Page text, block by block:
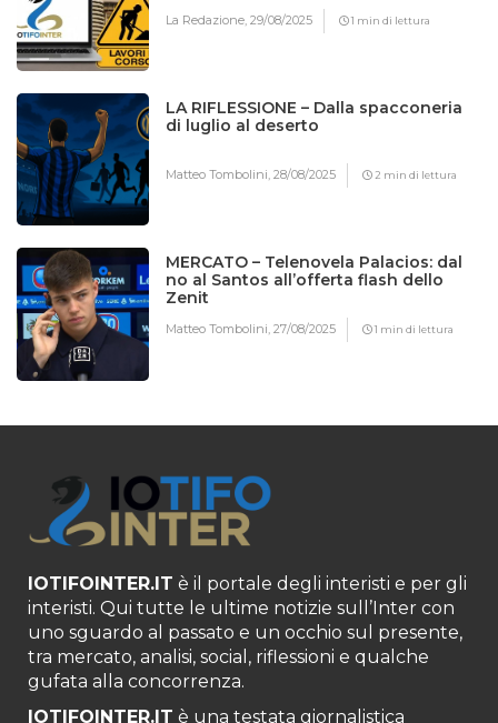
La Redazione,29/08/2025 1 min di lettura
LA RIFLESSIONE – Dalla spacconeria
di luglio al deserto
Matteo Tombolini,28/08/2025 2 min di lettura
MERCATO – Telenovela Palacios: dal
no al Santos all’offerta flash dello
Zenit
Matteo Tombolini,27/08/2025 1 min di lettura
IOTIFOINTER.IT è il portale degli interisti e per gli
interisti. Qui tutte le ultime notizie sull’Inter con
uno sguardo al passato e un occhio sul presente,
tra mercato, analisi, social, riflessioni e qualche
gufata alla concorrenza.
IOTIFOINTER.IT è una testata giornalistica